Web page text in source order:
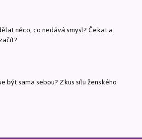
něco, co nedává smysl? Čekat a
být sama sebou? Zkus sílu ženského